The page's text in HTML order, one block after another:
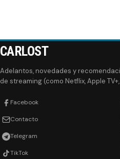
CARLOST
Adelantos, novedades y
de streaming (como Netflix, Apple
Facebook
Contacto
Telegram
TikTok